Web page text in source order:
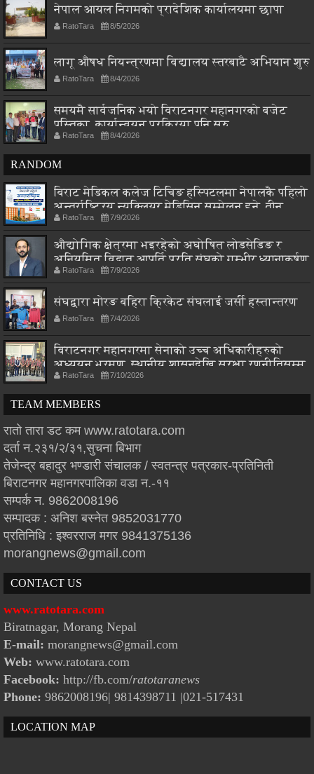
नेपाल आयल निगमको प्रादेशिक कार्यालयमा छापा
RatoTara 8/5/2026
लागू औषध नियन्त्रणमा विद्यालय स्तरबाटै अभियान शुरु
RatoTara 8/4/2026
समयमै सार्वजनिक भयो विराटनगर महानगरको बजेट
पुस्तिका, कार्यान्वयन प्रक्रिया पनि सुरु
RatoTara 8/4/2026
RANDOM
बिराट मेडिकल कलेज टिचिङ हस्पिटलमा नेपालकै पहिलो
अन्तर्राष्ट्रिय न्यूक्लियर मेडिसिन सम्मेलन हुने, तीन
देशका विज्ञ एकै मञ्चमा
RatoTara 7/9/2026
औद्योगिक क्षेत्रमा भइरहेको अघोषित लोडसेडिङ र
अनियमित विद्युत आपूर्ति प्रति संघको गम्भीर ध्यानाकर्षण
RatoTara 7/9/2026
संघद्वारा मोरङ बहिरा क्रिकेट संघलाई जर्सी हस्तान्तरण
RatoTara 7/4/2026
विराटनगर महानगरमा सेनाको उच्च अधिकारीहरुको
अध्ययन भ्रमण, स्थानीय शासनदेखि सुरक्षा रणनीतिसम्म
छलफल
RatoTara 7/10/2026
TEAM MEMBERS
रातो तारा डट कम www.ratotara.com
दर्ता न.२३१/२/३१,सुचना बिभाग
तेजेन्द्र बहादुर भण्डारी संचालक / स्वतन्त्र पत्रकार-प्रतिनिती
बिराटनगर महानगरपालिका वडा न.-११
सम्पर्क न. 9862008196
सम्पादक : अनिश बस्नेत 9852031770
प्रतिनिधि : इश्वरराज मगर 9841375136
morangnews@gmail.com
CONTACT US
www.ratotara.com
Biratnagar, Morang Nepal
E-mail: morangnews@gmail.com
Web: www.ratotara.com
Facebook: http://fb.com/ratotaranews
Phone: 9862008196| 9814398711 |021-517431
LOCATION MAP